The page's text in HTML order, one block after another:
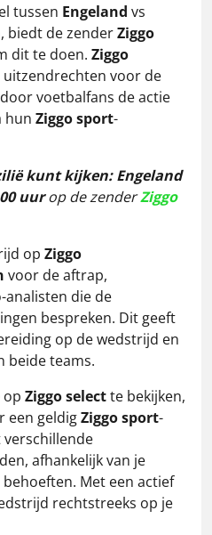
tussen Engeland vs
biedt de zenderZiggo
dit te doen. Ziggo
uitzendrechten voor de
voetbalfans de actie
hun Ziggo sport-
kunt kijken: Engeland
uurop de zenderZiggo
op Ziggo
voor de aftrap,
die de
bespreken. Dit geeft
op de wedstrijd en
beide teams.
op Ziggo selectte bekijken,
een geldigZiggo sport-
afhankelijk van je
Met een actief
rechtstreeks op je